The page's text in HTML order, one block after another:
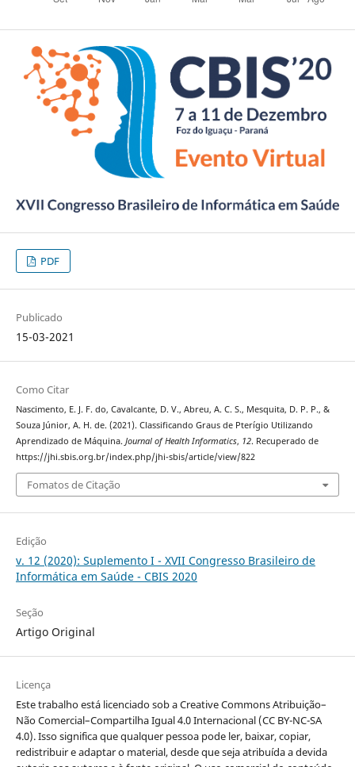
PDF
Publicado
15-03-2021
Como Citar
Nascimento, E. J. F. do, Cavalcante, D. V., Abreu, A. C. S., Mesquita, D. P. P., &
Souza Júnior, A. H. de. (2021). Classificando Graus de Pterígio Utilizando
Aprendizado de Máquina. Journal of Health Informatics, 12. Recuperado de
https://jhi.sbis.org.br/index.php/jhi-sbis/article/view/822
Fomatos de Citação
Edição
v. 12 (2020): Suplemento I - XVII Congresso Brasileiro de
Informática em Saúde - CBIS 2020
Seção
Artigo Original
Licença
Este trabalho está licenciado sob a Creative Commons Atribuição–
Não Comercial–Compartilha Igual 4.0 Internacional (CC BY-NC-SA
4.0). Isso significa que qualquer pessoa pode ler, baixar, copiar,
redistribuir e adaptar o material, desde que seja atribuída a devida